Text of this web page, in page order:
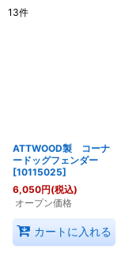
13件
ATTWOOD製 コーナ
ードッグフェンダー
[10115025]
6,050円(税込)
オープン価格
カートに入れる